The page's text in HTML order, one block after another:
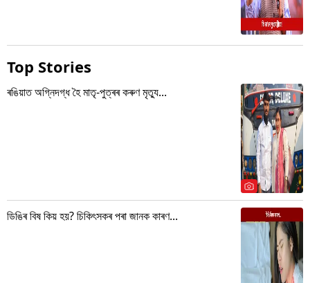
Top Stories
ৰঙিয়াত অগ্নিদগ্ধ হৈ মাতৃ-পুত্ৰৰ কৰুণ মৃত্যু...
ডিঙিৰ বিষ কিয় হয়? চিকিৎসকৰ পৰা জানক কাৰণ...